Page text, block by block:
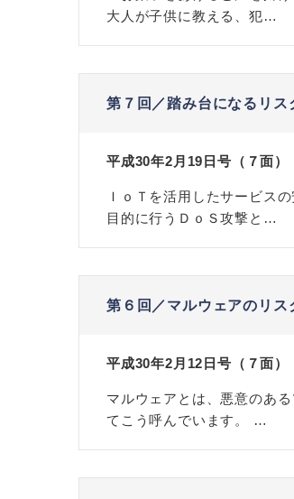
大人が子供に教える、犯…
第７回／踏み台になるリス
平成30年2月19日号（７面）
ＩｏＴを活用したサービス
目的に行うＤｏＳ攻撃と…
第６回／マルウェアのリス
平成30年2月12日号（７面）
マルウェアとは、悪意のあ
てこう呼んでいます。 …